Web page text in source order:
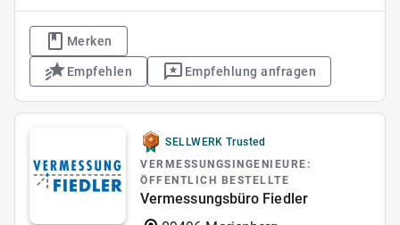
Merken
Empfehlen Empfehlung anfragen
SELLWERK Trusted
VERMESSUNGSINGENIEURE:
ÖFFENTLICH BESTELLTE
Vermessungsbüro Fiedler